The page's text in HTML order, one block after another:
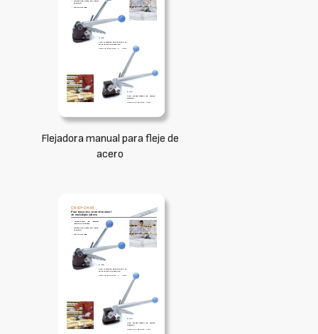
Flejadora manual para fleje de
acero